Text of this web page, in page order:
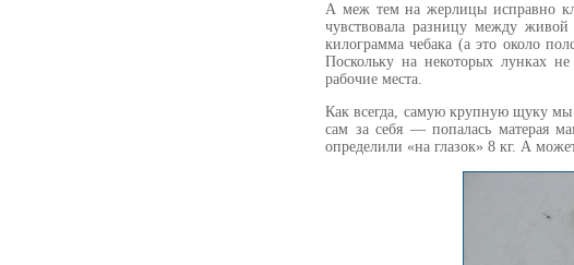
А меж тем на жерлицы исправно
чувствовала разницу между
килограмма чебака (а это около
Поскольку на некоторых лунках
рабочие места.
Как всегда, самую крупную щуку
сам за себя — попалась матерая
определили «на глазок» 8 кг. А